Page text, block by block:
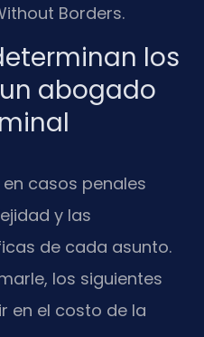
Borders.
los
abogado
casos penales
y las
de cada asunto.
los siguientes
en el costo de la